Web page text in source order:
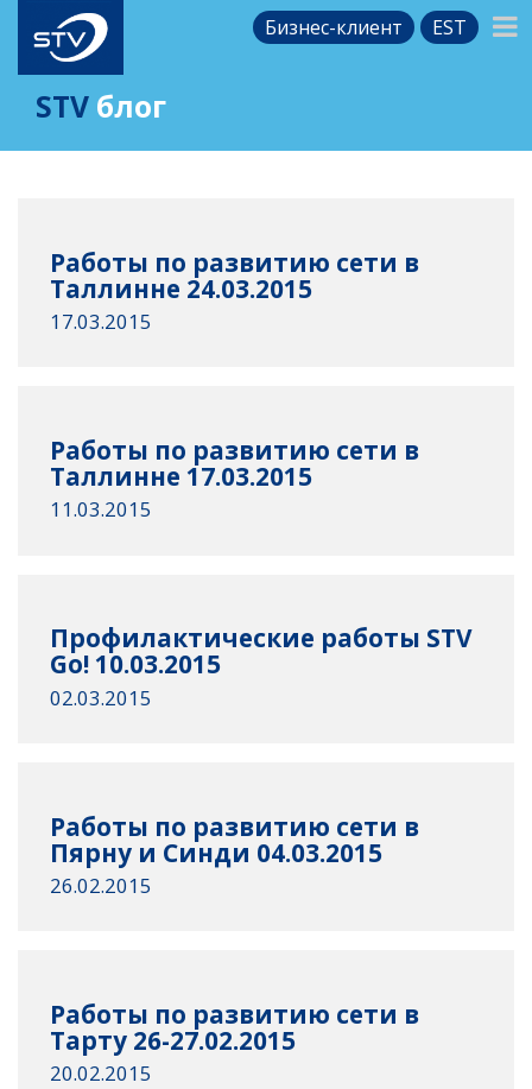
Бизнес-клиент EST
STV блог
Работы по развитию сети в
Таллинне 24.03.2015
17.03.2015
Работы по развитию сети в
Таллинне 17.03.2015
11.03.2015
Профилактические работы STV
Go! 10.03.2015
02.03.2015
Работы по развитию сети в
Пярну и Синди 04.03.2015
26.02.2015
Работы по развитию сети в
Тарту 26-27.02.2015
20.02.2015